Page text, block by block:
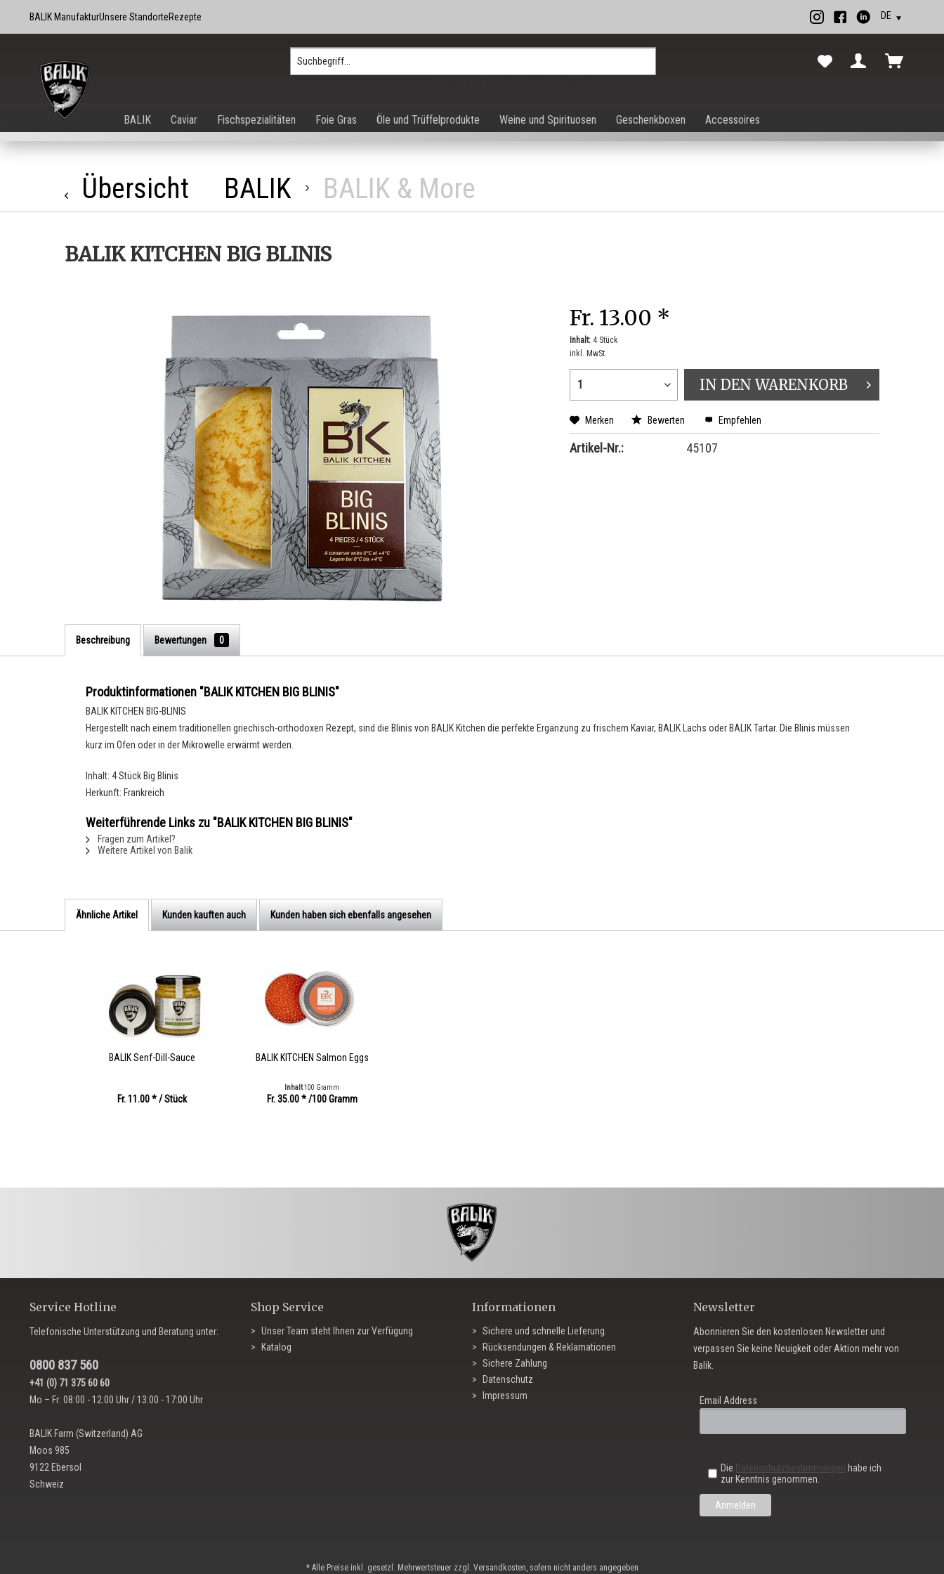
BALIK ManufakturUnsere StandorteRezepte
BALIK Caviar Fischspezialitäten Foie Gras Öle und Trüffelprodukte Weine und Spirituosen Geschenkboxen Accessoires
Übersicht BALIK BALIK & More
BALIK KITCHEN BIG BLINIS
Fr. 13.00 *
Inhalt: 4 Stück
inkl. MwSt.
IN DEN WARENKORB
Merken Bewerten Empfehlen
Artikel-Nr.: 45107
Beschreibung Bewertungen 0
Produktinformationen "BALIK KITCHEN BIG BLINIS"
BALIK KITCHEN BIG-BLINIS
Hergestellt nach einem traditionellen griechisch-orthodoxen Rezept, sind die Blinis von BALIK Kitchen die perfekte Ergänzung zu frischem Kaviar, BALIK Lachs oder BALIK Tartar. Die Blinis müssen
kurz im Ofen oder in der Mikrowelle erwärmt werden.
Inhalt: 4 Stück Big Blinis
Herkunft: Frankreich
Weiterführende Links zu "BALIK KITCHEN BIG BLINIS"
Fragen zum Artikel?
Weitere Artikel von Balik
Ähnliche Artikel Kunden kauften auch Kunden haben sich ebenfalls angesehen
BALIK Senf-Dill-Sauce
Fr. 11.00 */ Stück
BALIK KITCHEN Salmon Eggs
Inhalt100 Gramm
Fr. 35.00 */100 Gramm
Service Hotline
Telefonische Unterstützung und Beratung unter:
0800 837 560
+41 (0) 71 375 60 60
Mo – Fr: 08:00 - 12:00 Uhr / 13:00 - 17:00 Uhr
BALIK Farm (Switzerland) AG
Moos 985
9122 Ebersol
Schweiz
Shop Service
Unser Team steht Ihnen zur Verfügung
Katalog
Informationen
Sichere und schnelle Lieferung.
Rücksendungen & Reklamationen
Sichere Zahlung
Datenschutz
Impressum
Newsletter
Abonnieren Sie den kostenlosen Newsletter und
verpassen Sie keine Neuigkeit oder Aktion mehr von
Balik.
Email Address
Die Datenschutzbestimmungen habe ich
zur Kenntnis genommen.
* Alle Preise inkl. gesetzl. Mehrwertsteuer zzgl. Versandkosten, sofern nicht anders angegeben